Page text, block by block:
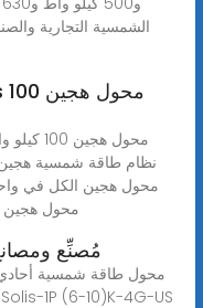
محول هجين الكل في
حول محول ATESS HPS هجين atess محول هجين 100
مُصنِّع